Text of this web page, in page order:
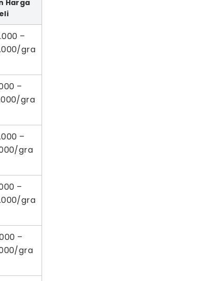
Harga
–
gra
–
gra
–
gra
–
gra
–
gra